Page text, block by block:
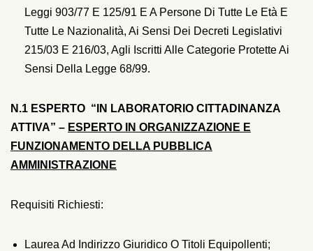
Leggi 903/77 E 125/91 E A Persone Di Tutte Le Età E
Tutte Le Nazionalità, Ai Sensi Dei Decreti Legislativi
215/03 E 216/03, Agli Iscritti Alle Categorie Protette Ai
Sensi Della Legge 68/99.
N.1 ESPERTO “IN LABORATORIO CITTADINANZA
ATTIVA” – ESPERTO IN ORGANIZZAZIONE E
FUNZIONAMENTO DELLA PUBBLICA
AMMINISTRAZIONE
Requisiti Richiesti:
Laurea Ad Indirizzo Giuridico O Titoli Equipollenti;